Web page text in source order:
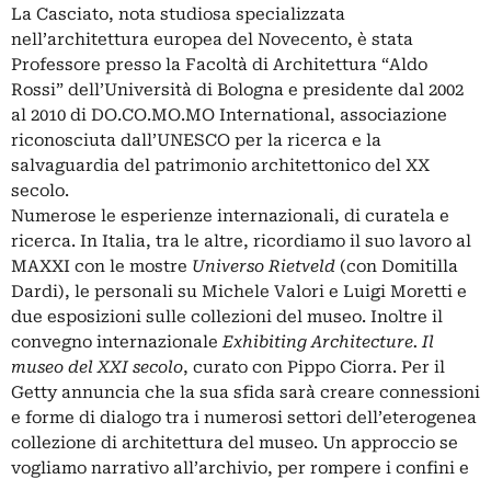
La Casciato, nota studiosa specializzata
nell’architettura europea del Novecento, è stata
Professore presso la Facoltà di Architettura “Aldo
Rossi” dell’Università di Bologna e presidente dal 2002
al 2010 di DO.CO.MO.MO International, associazione
riconosciuta dall’UNESCO per la ricerca e la
salvaguardia del patrimonio architettonico del XX
secolo.
Numerose le esperienze internazionali, di curatela e
ricerca. In Italia, tra le altre, ricordiamo il suo lavoro al
MAXXI con le mostre Universo Rietveld (con Domitilla
Dardi), le personali su Michele Valori e Luigi Moretti e
due esposizioni sulle collezioni del museo. Inoltre il
convegno internazionaleExhibiting Architecture. Il
museo del XXI secolo, curato con Pippo Ciorra. Per il
Getty annuncia che la sua sfida sarà creare connessioni
e forme di dialogo tra i numerosi settori dell’eterogenea
collezione di architettura del museo. Un approccio se
vogliamo narrativo all’archivio, per rompere i confini e